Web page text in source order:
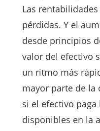
Las
pérdidas. Y el
desde principios
valor del efectivo
un ritmo más
mayor parte de la
si el efectivo
disponibles en la